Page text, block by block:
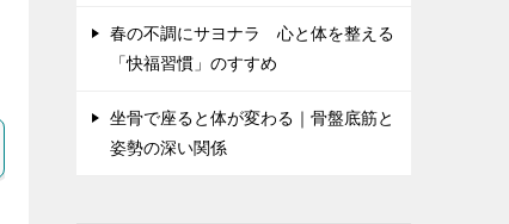
春の不調にサヨナラ 心と体を整える
「快福習慣」のすすめ
坐骨で座ると体が変わる｜骨盤底筋と
姿勢の深い関係